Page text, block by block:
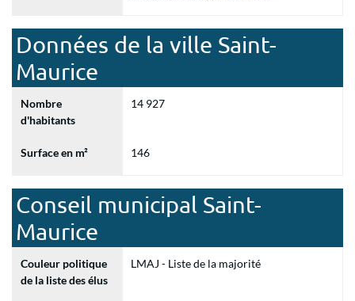
Données de la ville Saint-
Maurice
Nombre
d'habitants
14 927
Surface en m² 146
Conseil municipal Saint-
Maurice
Couleur politique
de la liste des élus
LMAJ - Liste de la majorité